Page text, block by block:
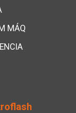
MÁQ